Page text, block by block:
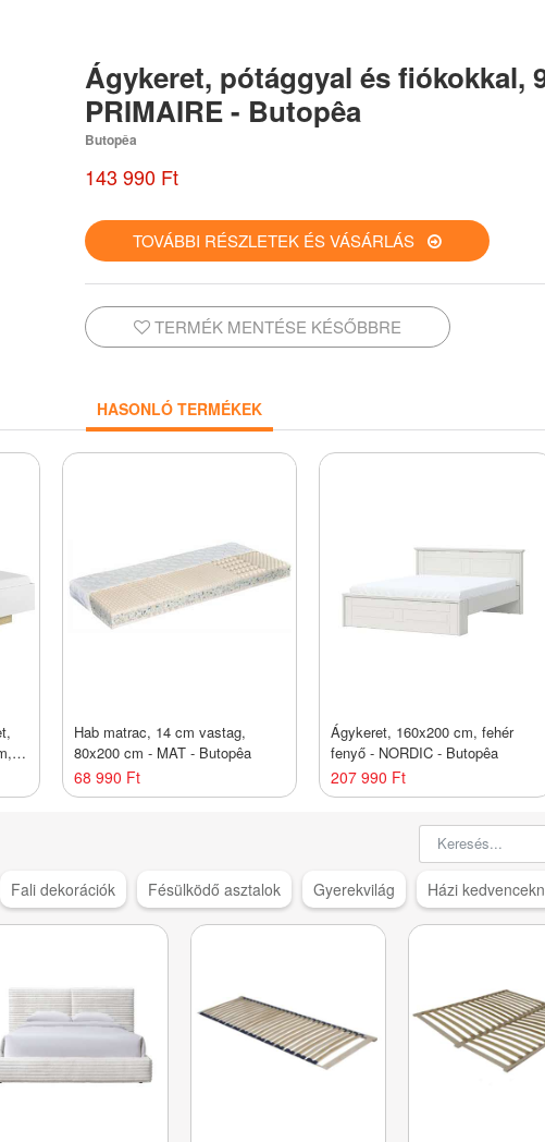
Ágykeret, pótággyal és fiókokkal,
PRIMAIRE - Butopêa
Butopêa
143 990 Ft
TOVÁBBI RÉSZLETEK ÉS VÁSÁRLÁS
TERMÉK MENTÉSE KÉSŐBBRE
HASONLÓ TERMÉKEK
Hab matrac, 14 cm vastag,
80x200 cm - MAT - Butopêa
68 990 Ft
Ágykeret, 160x200 cm, fehér
fenyő - NORDIC - Butopêa
207 990 Ft
Fali dekorációk Fésülködő asztalok Gyerekvilág Házi